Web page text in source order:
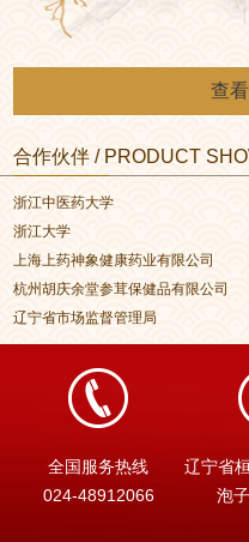
查
合作伙伴 / PRODUCT
浙江中医药大学
浙江大学
上海上药神象健康药业有限公司
杭州胡庆余堂参茸保健品有限公司
辽宁省市场监督管理局
全国服务热线
024-48912066
辽宁省
泡